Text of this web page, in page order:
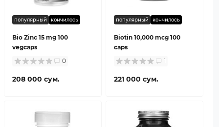
популярный кончилось
Bio Zinc 15 mg 100
vegcaps
0
208 000 сум.
популярный кончилось
Biotin 10,000 mcg 100
caps
1
221 000 сум.